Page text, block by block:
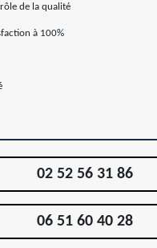
de la qualité
à 100%
02 52 56 31 86
06 51 60 40 28